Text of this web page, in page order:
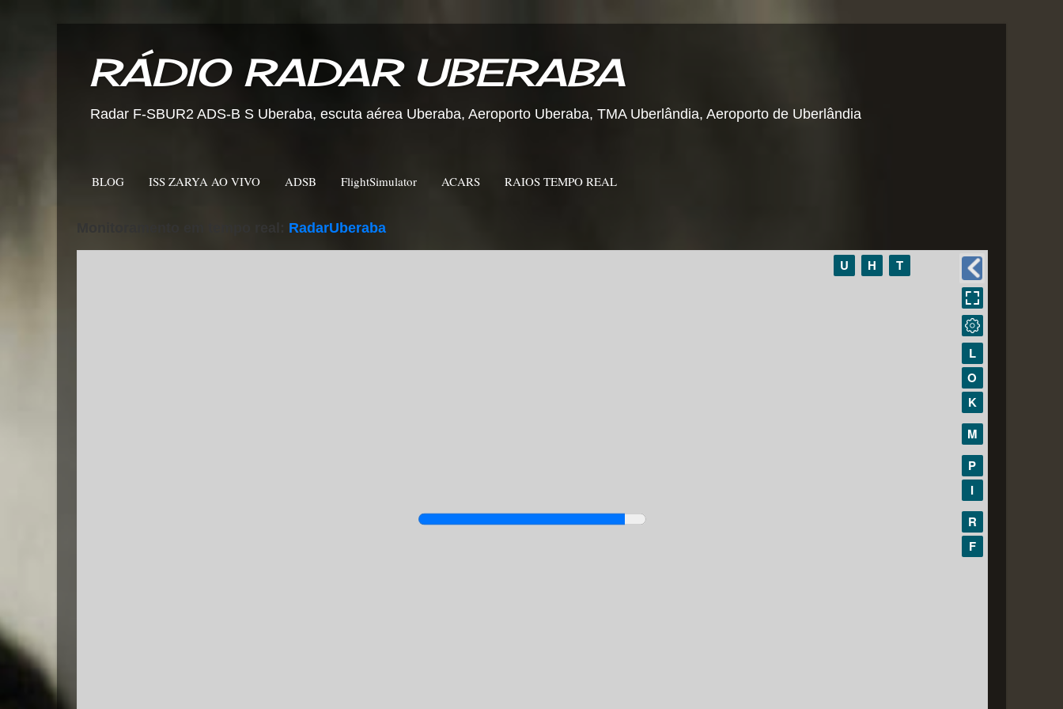
RÁDIO RADAR UBERABA
Radar F-SBUR2 ADS-B S Uberaba, escuta aérea Uberaba, Aeroporto Uberaba, TMA Uberlândia, Aeroporto de Uberlândia
BLOG ISS ZARYA AO VIVO ADSB FlightSimulator ACARS RAIOS TEMPO REAL
RadarUberaba